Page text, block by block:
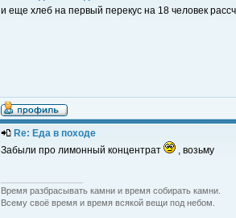
и еще хлеб на первый перекус на 18 человек
Re: Еда в походе
Забыли про лимонный концентрат
, возьму
Время разбрасывать камни и время собирать камни.
Всему своё время и время всякой вещи под небом.